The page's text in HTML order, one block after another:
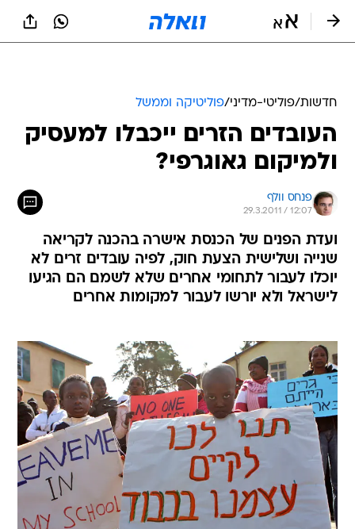
חדשות/פוליטי-מדיני/פוליטיקה וממשל
העובדים הזרים ייכבלו למעסיק
ולמיקום גאוגרפי?
פנחס וולף
29.3.2011 / 12:07
ועדת הפנים של הכנסת אישרה בהכנה לקריאה
שנייה ושלישית הצעת חוק, לפיה עובדים זרים לא
יוכלו לעבור לתחומי אחרים שלא לשמם הם הגיעו
לישראל ולא יורשו לעבור למקומות אחרים